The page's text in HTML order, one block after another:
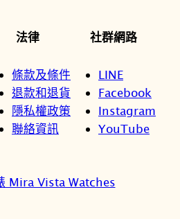
法律
條款及條件
退款和退貨
隱私權政策
聯絡資訊
社群網路
LINE
Facebook
Instagram
YouTube
Mira Vista Watches